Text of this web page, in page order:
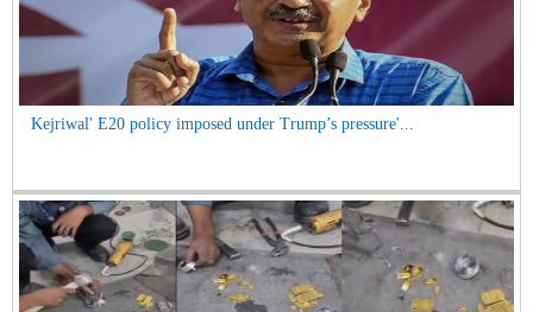
Kejriwal' E20 policy imposed under Trump’s pressure'...